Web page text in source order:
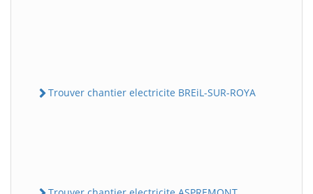
Trouver chantier electricite BREiL-SUR-ROYA